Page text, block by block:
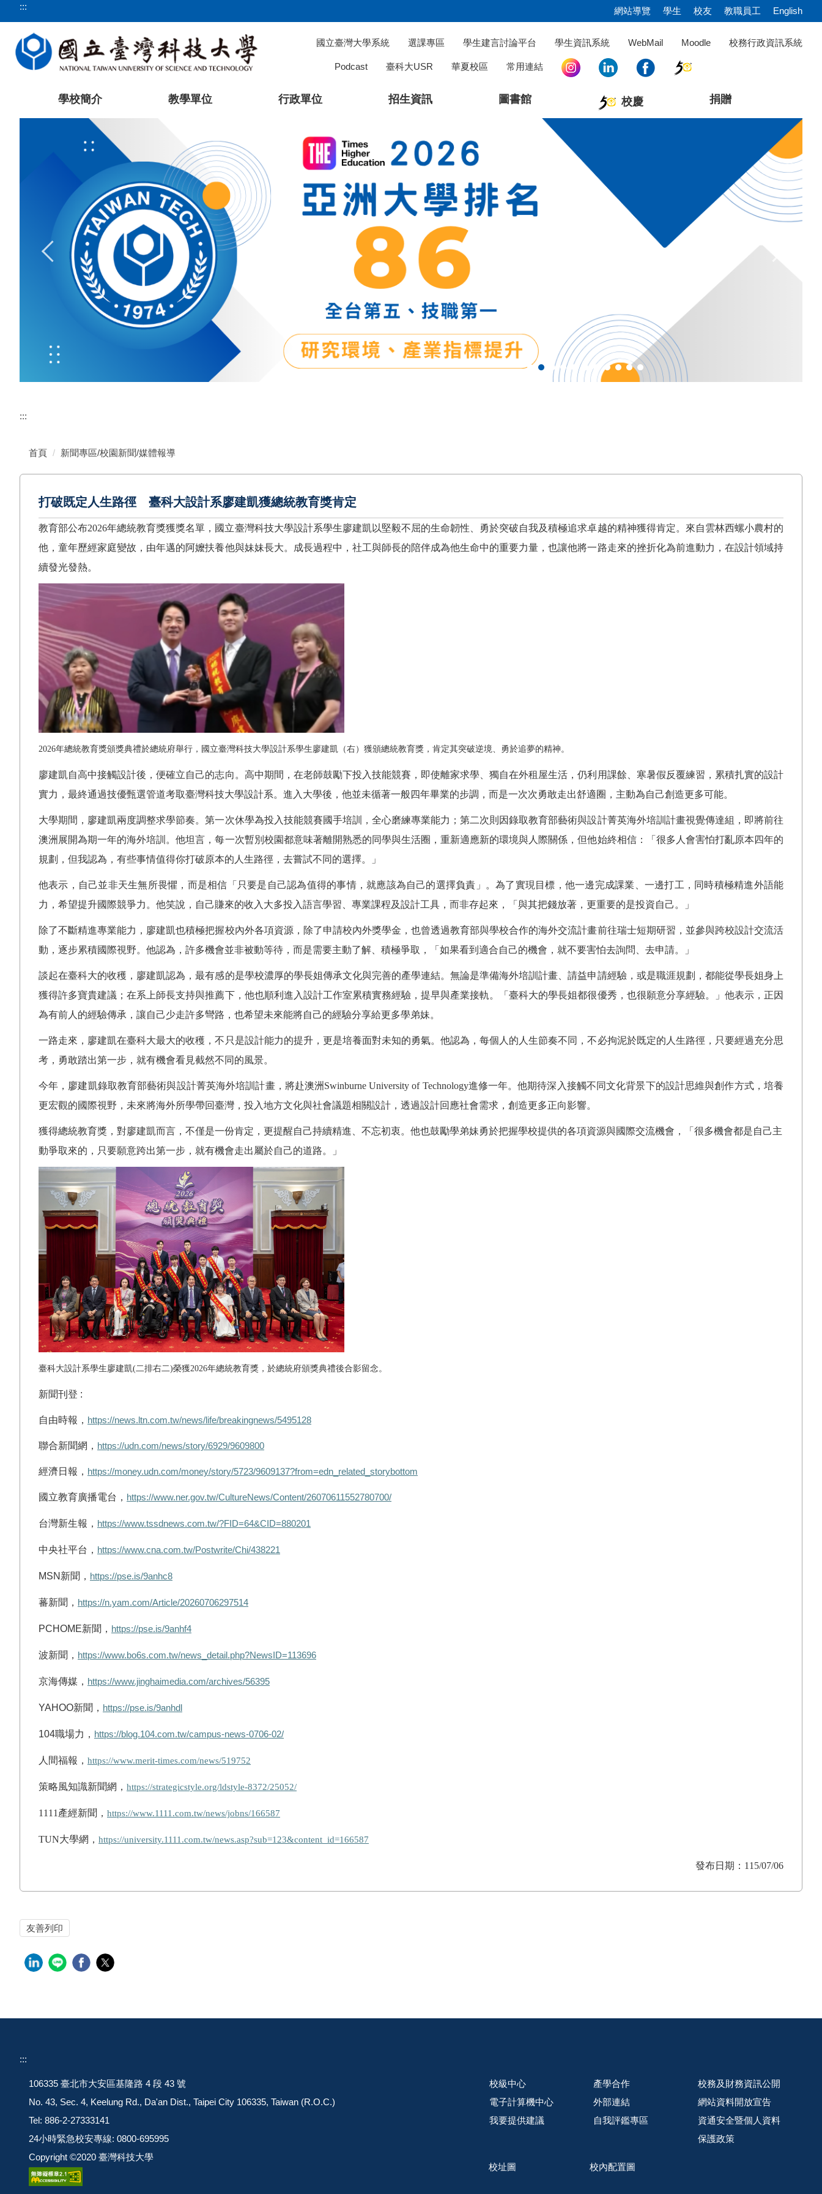
到
::: 網站導覽 學生 校友 教職員工 English
國立臺灣大學系統 選課專區 學生建言討論平台 學生資訊系統 WebMail Moodle 校務行政資訊系統
Podcast 臺科大USR 華夏校區 常用連結
學校簡介 教學單位 行政單位 招生資訊 圖書館 校慶 捐贈
:::
首頁 新聞專區/校園新聞/媒體報導
打破既定人生路徑 臺科大設計系廖建凱獲總統教育獎肯定
教育部公布2026年總統教育獎獲獎名單，國立臺灣科技大學設計系學生廖建凱以堅毅不屈的生命韌性、勇於突破自我及積極追求卓越的精神獲得肯定。來自雲林西螺小農村的
他，童年歷經家庭變故，由年邁的阿嬤扶養他與妹妹長大。成長過程中，社工與師長的陪伴成為他生命中的重要力量，也讓他將一路走來的挫折化為前進動力，在設計領域持
續發光發熱。
2026年總統教育獎頒獎典禮於總統府舉行，國立臺灣科技大學設計系學生廖建凱（右）獲頒總統教育獎，肯定其突破逆境、勇於追夢的精神。
廖建凱自高中接觸設計後，便確立自己的志向。高中期間，在老師鼓勵下投入技能競賽，即使離家求學、獨自在外租屋生活，仍利用課餘、寒暑假反覆練習，累積扎實的設計
實力，最終通過技優甄選管道考取臺灣科技大學設計系。進入大學後，他並未循著一般四年畢業的步調，而是一次次勇敢走出舒適圈，主動為自己創造更多可能。
大學期間，廖建凱兩度調整求學節奏。第一次休學為投入技能競賽國手培訓，全心磨練專業能力；第二次則因錄取教育部藝術與設計菁英海外培訓計畫視覺傳達組，即將前往
澳洲展開為期一年的海外培訓。他坦言，每一次暫別校園都意味著離開熟悉的同學與生活圈，重新適應新的環境與人際關係，但他始終相信：「很多人會害怕打亂原本四年的
規劃，但我認為，有些事情值得你打破原本的人生路徑，去嘗試不同的選擇。」
他表示，自己並非天生無所畏懼，而是相信「只要是自己認為值得的事情，就應該為自己的選擇負責」。為了實現目標，他一邊完成課業、一邊打工，同時積極精進外語能
力，希望提升國際競爭力。他笑說，自己賺來的收入大多投入語言學習、專業課程及設計工具，而非存起來，「與其把錢放著，更重要的是投資自己。」
除了不斷精進專業能力，廖建凱也積極把握校內外各項資源，除了申請校內外獎學金，也曾透過教育部與學校合作的海外交流計畫前往瑞士短期研習，並參與跨校設計交流活
動，逐步累積國際視野。他認為，許多機會並非被動等待，而是需要主動了解、積極爭取，「如果看到適合自己的機會，就不要害怕去詢問、去申請。」
談起在臺科大的收穫，廖建凱認為，最有感的是學校濃厚的學長姐傳承文化與完善的產學連結。無論是準備海外培訓計畫、請益申請經驗，或是職涯規劃，都能從學長姐身上
獲得許多寶貴建議；在系上師長支持與推薦下，他也順利進入設計工作室累積實務經驗，提早與產業接軌。「臺科大的學長姐都很優秀，也很願意分享經驗。」他表示，正因
為有前人的經驗傳承，讓自己少走許多彎路，也希望未來能將自己的經驗分享給更多學弟妹。
一路走來，廖建凱在臺科大最大的收穫，不只是設計能力的提升，更是培養面對未知的勇氣。他認為，每個人的人生節奏不同，不必拘泥於既定的人生路徑，只要經過充分思
考，勇敢踏出第一步，就有機會看見截然不同的風景。
今年，廖建凱錄取教育部藝術與設計菁英海外培訓計畫，將赴澳洲 Swinburne University of Technology進修一年。他期待深入接觸不同文化背景下的設計思維與創作方式，培養
更宏觀的國際視野，未來將海外所學帶回臺灣，投入地方文化與社會議題相關設計，透過設計回應社會需求，創造更多正向影響。
獲得總統教育獎，對廖建凱而言，不僅是一份肯定，更提醒自己持續精進、不忘初衷。他也鼓勵學弟妹勇於把握學校提供的各項資源與國際交流機會，「很多機會都是自己主
動爭取來的，只要願意跨出第一步，就有機會走出屬於自己的道路。」
臺科大設計系學生廖建凱(二排右二)榮獲2026年總統教育獎，於總統府頒獎典禮後合影留念。
新聞刊登 :
自由時報， https://news.ltn.com.tw/news/life/breakingnews/5495128
聯合新聞網， https://udn.com/news/story/6929/9609800
經濟日報， https://money.udn.com/money/story/5723/9609137?from=edn_related_storybottom
國立教育廣播電台， https://www.ner.gov.tw/CultureNews/Content/26070611552780700/
台灣新生報， https://www.tssdnews.com.tw/?FID=64&CID=880201
中央社平台， https://www.cna.com.tw/Postwrite/Chi/438221
MSN 新聞， https://pse.is/9anhc8
蕃新聞， https://n.yam.com/Article/20260706297514
PCHOME新聞， https://pse.is/9anhf4
波新聞， https://www.bo6s.com.tw/news_detail.php?NewsID=113696
京海傳媒， https://www.jinghaimedia.com/archives/56395
YAHOO新聞， https://pse.is/9anhdl
104職場力， https://blog.104.com.tw/campus-news-0706-02/
人間福報， https://www.merit-times.com/news/519752
策略風知識新聞網， https://strategicstyle.org/ldstyle-8372/25052/
1111產經新聞， https://www.1111.com.tw/news/jobns/166587
TUN大學網， https://university.1111.com.tw/news.asp?sub=123&content_id=166587
發布日期：115/07/06
友善列印
:::
106335 臺北市大安區基隆路 4 段 43 號
No. 43, Sec. 4, Keelung Rd., Da'an Dist., Taipei City 106335, Taiwan (R.O.C.)
Tel: 886-2-27333141
24小時緊急校安專線: 0800-695995
Copyright ©2020 臺灣科技大學
校級中心 產學合作
校務及財務資訊公開
電子計算機中心
外部連結
網站資料開放宣告
我要提供建議
自我評鑑專區
資通安全暨個人資料
保護政策
校址圖 校內配置圖